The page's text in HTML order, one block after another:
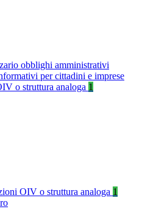
obblighi amministrativi
per cittadini e imprese
o struttura analoga 1
OIV o struttura analoga 1